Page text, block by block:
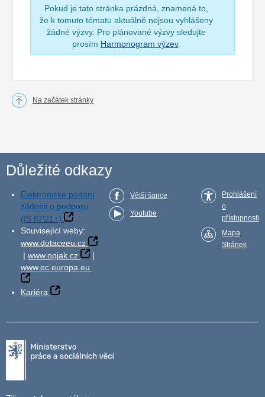
Pokud je tato stránka prázdná, znamená to,
že k tomuto tématu aktuálně nejsou vyhlášeny
žádné výzvy. Pro plánované výzvy sledujte
prosím Harmonogram výzev.
Na začátek stránky
Důležité odkazy
Elektronické podání
žádosti o podporu
(IS KP21+)
Související weby:
www.dotaceeu.cz
| www.opjak.cz
|
www.ec.europa.eu
Kariéra
Větší šance
Youtube
Prohlášení
o
přístupnosti
Mapa
Stránek